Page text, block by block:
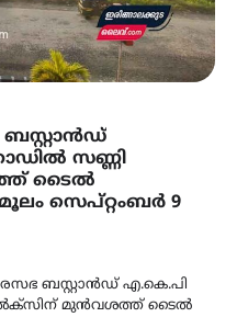
സണ്ണി
ടൈൽ
സെപ്റ്റംബർ 9
ബസ്റ്റാൻഡ് എ.കെ.പി
മുൻവശത്ത് ടൈൽ